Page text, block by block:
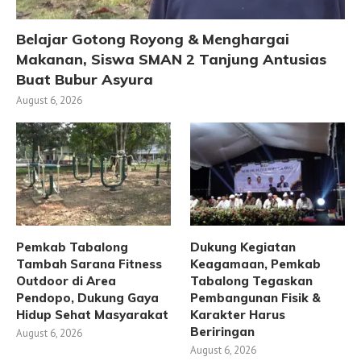
Belajar Gotong Royong & Menghargai
Makanan, Siswa SMAN 2 Tanjung Antusias
Buat Bubur Asyura
August 6, 2026
Pemkab Tabalong
Tambah Sarana Fitness
Outdoor di Area
Pendopo, Dukung Gaya
Hidup Sehat Masyarakat
August 6, 2026
Dukung Kegiatan
Keagamaan, Pemkab
Tabalong Tegaskan
Pembangunan Fisik &
Karakter Harus
Beriringan
August 6, 2026